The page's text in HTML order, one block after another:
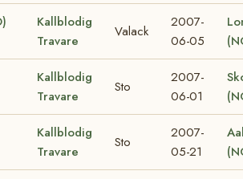
Kallblodig
Travare
Valack
2007-
06-05
Kallblodig
Travare
Sto
2007-
06-01
Kallblodig
Travare
Sto
2007-
05-21